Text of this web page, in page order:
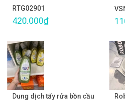
RTG02901
420.000₫
Dung dịch tẩy rửa bồn cầu